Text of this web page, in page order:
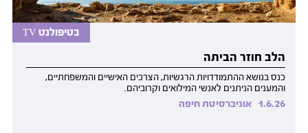
בטיפולנט TV
הלב חוזר הביתה
כנס בנושא ההתמודדויות הרגשיות, הצרכים האישיים והמשפחתיים,
והמענים הניתנים לאנשי המילואים וקרוביהם.
1.6.26 אוניברסיטת חיפה